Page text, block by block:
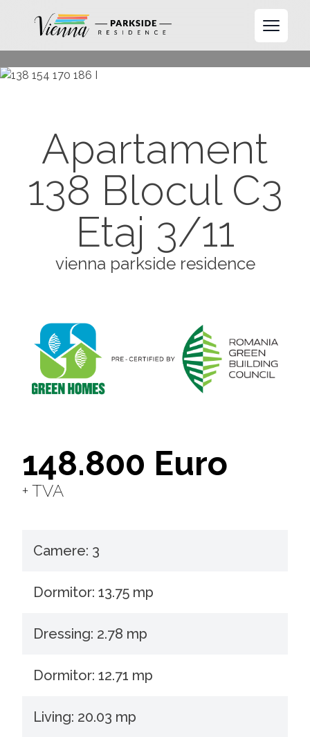
Open
Apartament
138 Blocul C3
Etaj 3/11
vienna parkside residence
148.800 Euro
+ TVA
Camere: 3
Dormitor: 13.75 mp
Dressing: 2.78 mp
Dormitor: 12.71 mp
Living: 20.03 mp